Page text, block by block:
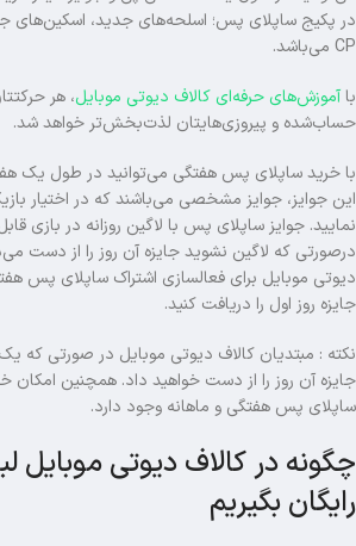
CP می‌باشد.
باآموزش‌های حرفه‌ای کالاف دیوتی موبایل، هر
حساب‌شده و پیروزی‌هایتان لذت‌بخش‌تر خواهد شد.
با خرید ساپلای پس هفتگی می‌توانید در طول یک
این جوایز، جوایز مشخصی می‌باشند که در اختیار
نمایید. جوایز ساپلای پس با لاگین روزانه در بازی
درصورتی که لاگین نشوید جایزه آن روز را از دست
دیوتی موبایل برای فعالسازی اشتراک ساپلای پس
جایزه روز اول را دریافت کنید.
نکته : مبتدیان کالاف دیوتی موبایل در صورتی که
جایزه آن روز را از دست خواهید داد. همچنین امکان
ساپلای پس هفتگی و ماهانه وجود دارد.
چگونه در کالاف دیوتی
رایگان بگیریم